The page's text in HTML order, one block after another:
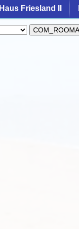
Haus Friesland II